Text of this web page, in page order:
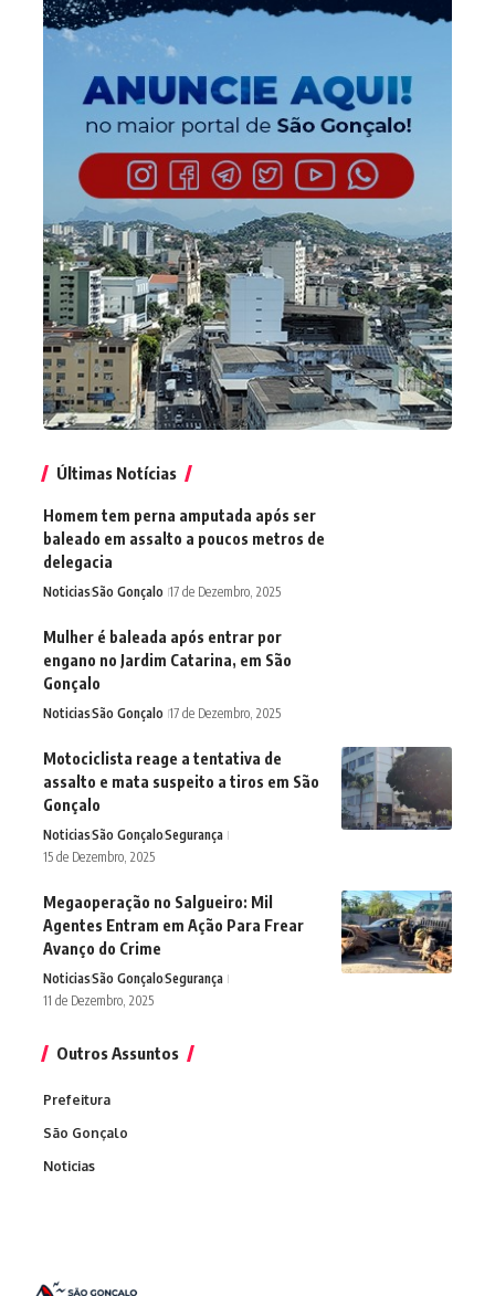
Últimas Notícias
Homem tem perna amputada após ser
baleado em assalto a poucos metros de
delegacia
NoticiasSão Gonçalo 17 de Dezembro, 2025
Mulher é baleada após entrar por
engano no Jardim Catarina, em São
Gonçalo
NoticiasSão Gonçalo 17 de Dezembro, 2025
Motociclista reage a tentativa de
assalto e mata suspeito a tiros em São
Gonçalo
NoticiasSão GonçaloSegurança
15 de Dezembro, 2025
Megaoperação no Salgueiro: Mil
Agentes Entram em Ação Para Frear
Avanço do Crime
NoticiasSão GonçaloSegurança
11 de Dezembro, 2025
Outros Assuntos
Prefeitura
São Gonçalo
Noticias